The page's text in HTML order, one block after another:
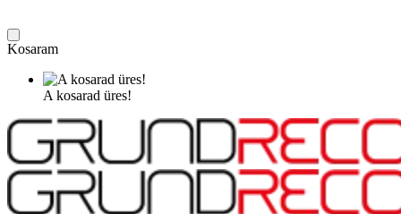
Kosaram
A kosarad üres!